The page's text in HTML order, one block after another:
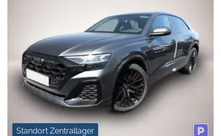
Standort Zentrallager